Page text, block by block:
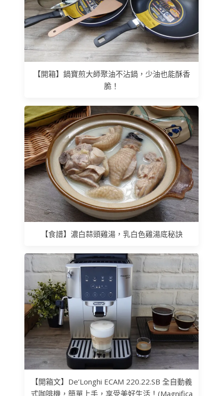
【開箱】鍋寶煎大師聚油不沾鍋，少油也能酥香
脆！
【食譜】濃白蒜頭雞湯，乳白色雞湯底秘訣
【開箱文】De’Longhi ECAM 220.22.SB 全自動義
式咖啡機，簡單上手，享受美好生活！(Magnifica